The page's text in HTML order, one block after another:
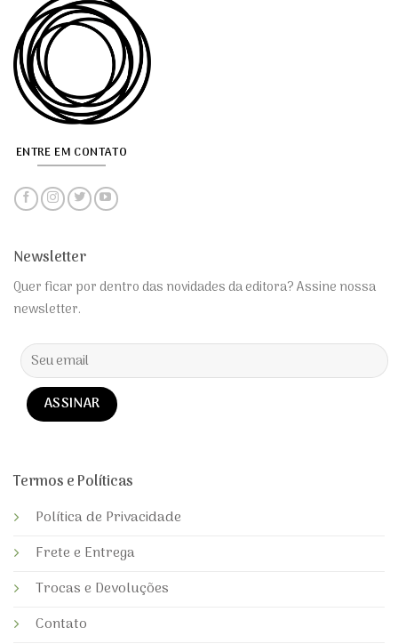
ENTRE EM CONTATO
Termos e Políticas
Política de Privacidade
Frete e Entrega
Trocas e Devoluções
Contato
Newsletter
Quer ficar por dentro das novidades da editora? Assine nossa
newsletter.